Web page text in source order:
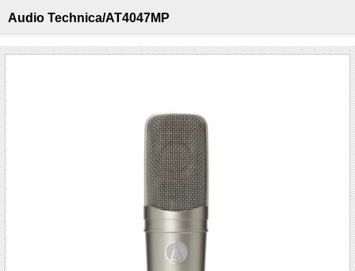
Audio Technica/AT4047MP